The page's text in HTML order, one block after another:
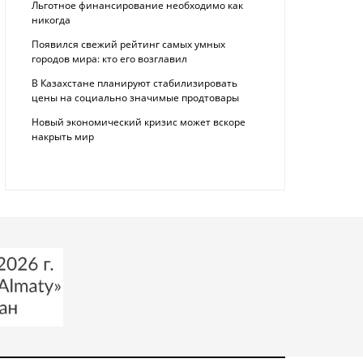
Льготное финансирование необходимо как
никогда
Появился свежий рейтинг самых умных
городов мира: кто его возглавил
В Казахстане планируют стабилизировать
цены на социально значимые продтовары
Новый экономический кризис может вскоре
накрыть мир